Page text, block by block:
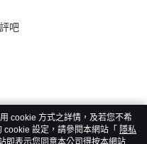
吧
cookie 方式之詳情，及若您不希
設定，請參閱本網站「 隱私
即表示您同意本公司得按本網站使